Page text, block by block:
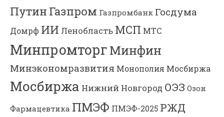
Путин Газпром Газпромбанк Госдума
Домрф ИИ Ленобласть МСП МТС
МинпромторгМинфин
Минэкономразвития Монополия Мосбиржа
Мосбиржа Нижний Новгород ОЭЗ Озон
Фармацевтика ПМЭФ ПМЭФ-2025 РЖД